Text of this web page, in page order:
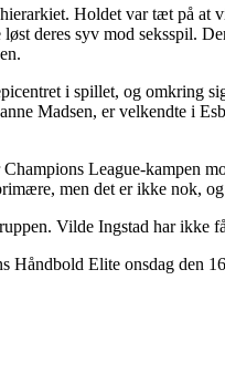
Holdet var tæt på
deres syv mod seksspil.
i spillet, og
Madsen, er velkendte
League-kampen
men det er ikke nok,
Vilde Ingstad har
Håndbold Elite onsdag den